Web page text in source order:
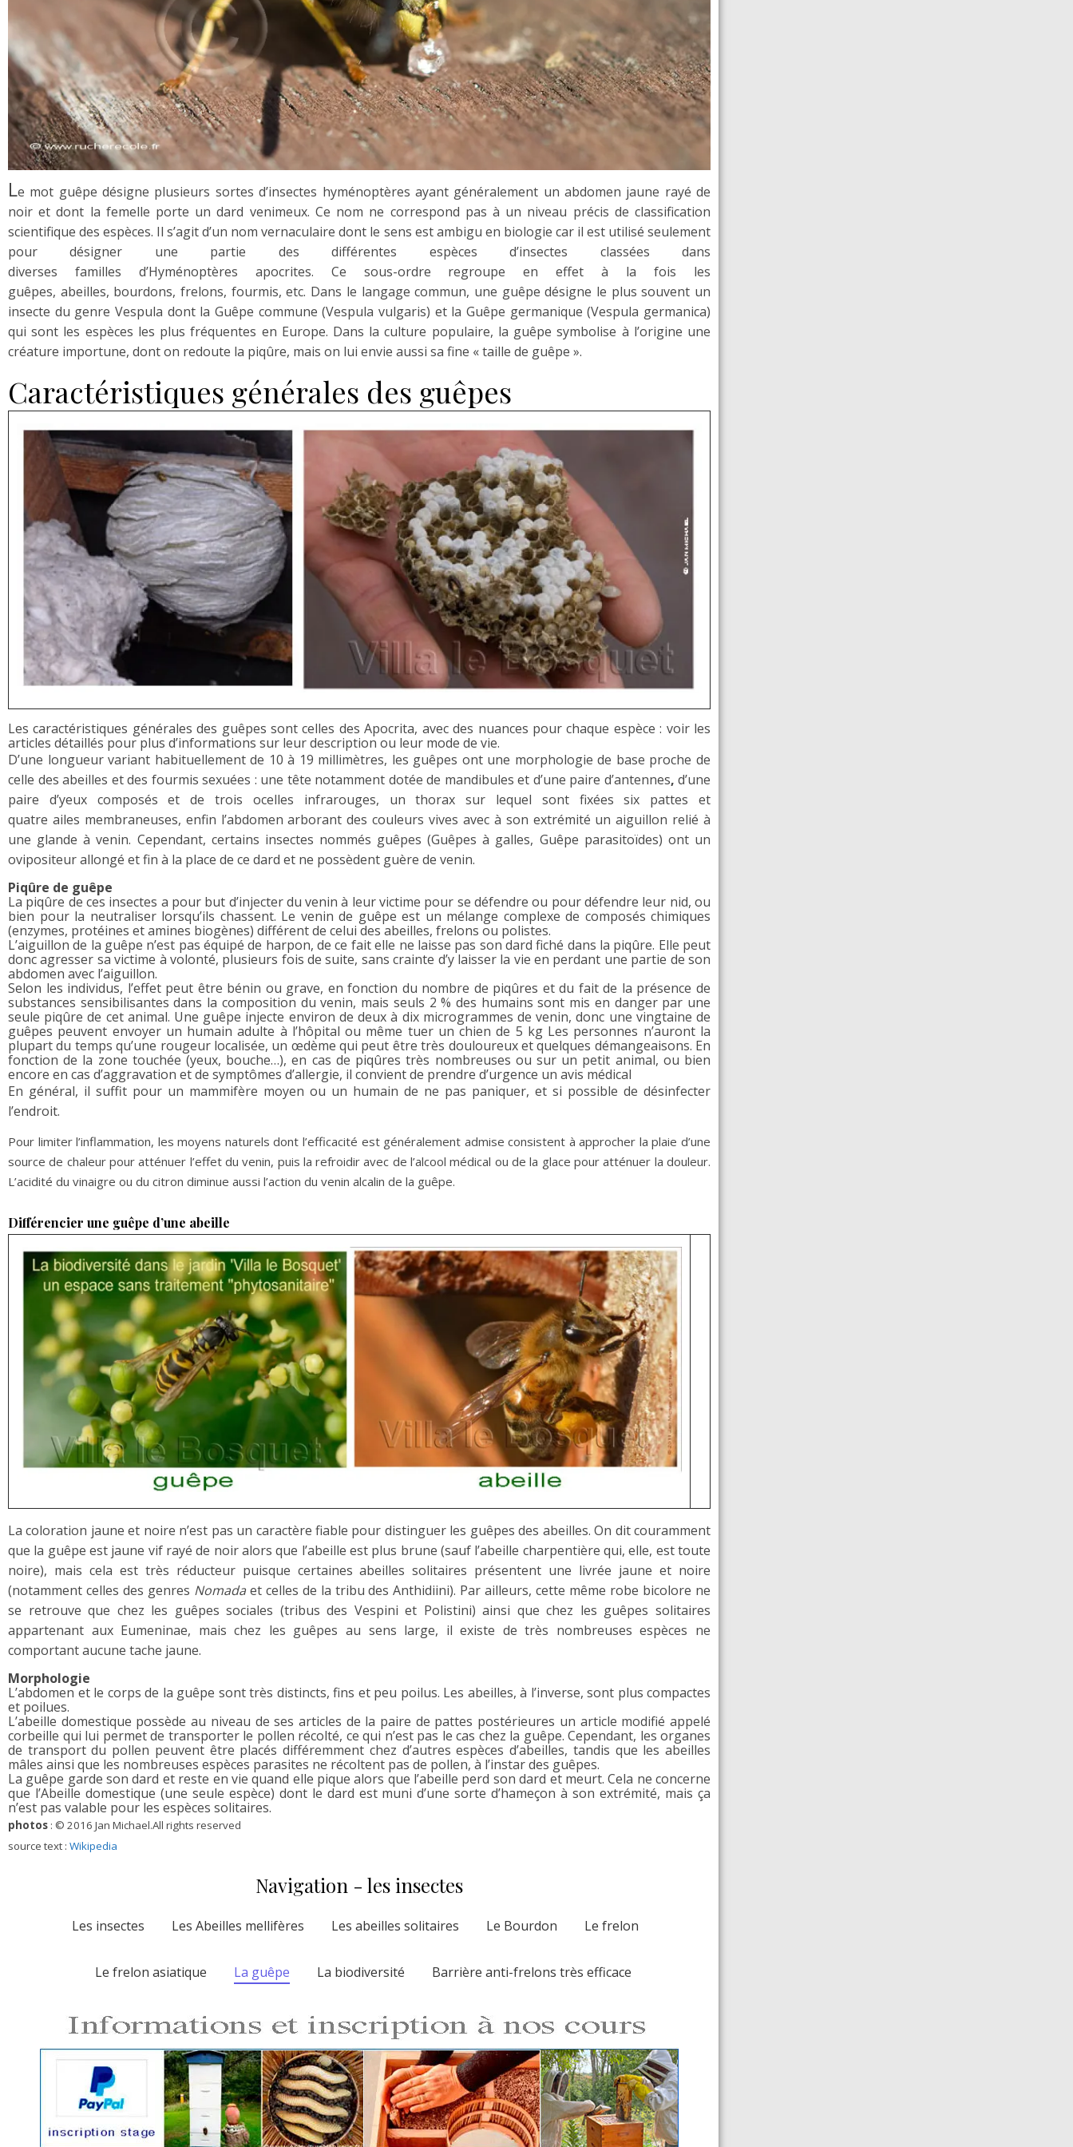
Le mot guêpe désigne plusieurs sortes d’insectes hyménoptères ayant généralement un abdomen jaune rayé de
noir et dont la femelle porte un dard venimeux. Ce nom ne correspond pas à un niveau précis de classification
scientifique des espèces. Il s’agit d’un nom vernaculaire dont le sens est ambigu en biologie car il est utilisé seulement
pour désigner une partie des différentes espèces d’insectes classées dans
diverses familles d’Hyménoptères apocrites. Ce sous-ordre regroupe en effet à la fois les
guêpes, abeilles, bourdons, frelons, fourmis, etc. Dans le langage commun, une guêpe désigne le plus souvent un
insecte du genre Vespula dont la Guêpe commune (Vespula vulgaris) et la Guêpe germanique (Vespula germanica)
qui sont les espèces les plus fréquentes en Europe. Dans la culture populaire, la guêpe symbolise à l’origine une
créature importune, dont on redoute la piqûre, mais on lui envie aussi sa fine « taille de guêpe ».
Caractéristiques générales des guêpes
Les caractéristiques générales des guêpes sont celles des Apocrita, avec des nuances pour chaque espèce : voir les
articles détaillés pour plus d’informations sur leur description ou leur mode de vie.
D’une longueur variant habituellement de 10 à 19 millimètres, les guêpes ont une morphologie de base proche de
celle des abeilles et des fourmis sexuées : une tête notamment dotée de mandibules et d’une paire d’antennes, d’une
paire d’yeux composés et de trois ocelles infrarouges, un thorax sur lequel sont fixées six pattes et
quatre ailes membraneuses, enfin l’abdomen arborant des couleurs vives avec à son extrémité un aiguillon relié à
une glande à venin. Cependant, certains insectes nommés guêpes (Guêpes à galles, Guêpe parasitoïdes) ont un
ovipositeur allongé et fin à la place de ce dard et ne possèdent guère de venin.
Piqûre de guêpe
La piqûre de ces insectes a pour but d’injecter du venin à leur victime pour se défendre ou pour défendre leur nid, ou
bien pour la neutraliser lorsqu’ils chassent. Le venin de guêpe est un mélange complexe de composés chimiques
(enzymes, protéines et amines biogènes) différent de celui des abeilles, frelons ou polistes.
L’aiguillon de la guêpe n’est pas équipé de harpon, de ce fait elle ne laisse pas son dard fiché dans la piqûre. Elle peut
donc agresser sa victime à volonté, plusieurs fois de suite, sans crainte d’y laisser la vie en perdant une partie de son
abdomen avec l’aiguillon.
Selon les individus, l’effet peut être bénin ou grave, en fonction du nombre de piqûres et du fait de la présence de
substances sensibilisantes dans la composition du venin, mais seuls 2 % des humains sont mis en danger par une
seule piqûre de cet animal. Une guêpe injecte environ de deux à dix microgrammes de venin, donc une vingtaine de
guêpes peuvent envoyer un humain adulte à l’hôpital ou même tuer un chien de 5 kgLes personnes n’auront la
plupart du temps qu’une rougeur localisée, un œdème qui peut être très douloureux et quelques démangeaisons. En
fonction de la zone touchée (yeux, bouche…), en cas de piqûres très nombreuses ou sur un petit animal, ou bien
encore en cas d’aggravation et de symptômes d’allergie, il convient de prendre d’urgence un avis médical
En général, il suffit pour un mammifère moyen ou un humain de ne pas paniquer, et si possible de désinfecter
l’endroit.
Pour limiter l’inflammation, les moyens naturels dont l’efficacité est généralement admise consistent à approcher la plaie d’une
source de chaleur pour atténuer l’effet du venin, puis la refroidir avec de l’alcool médical ou de la glace pour atténuer la douleur.
L’acidité du vinaigre ou du citron diminue aussi l’action du venin alcalin de la guêpe.
Différencier une guêpe d’une abeille
La coloration jaune et noire n’est pas un caractère fiable pour distinguer les guêpes des abeilles. On dit couramment
que la guêpe est jaune vif rayé de noir alors que l’abeille est plus brune (sauf l’abeille charpentière qui, elle, est toute
noire), mais cela est très réducteur puisque certaines abeilles solitaires présentent une livrée jaune et noire
(notamment celles des genres Nomadaet celles de la tribu des Anthidiini). Par ailleurs, cette même robe bicolore ne
se retrouve que chez les guêpes sociales (tribus des Vespini et Polistini) ainsi que chez les guêpes solitaires
appartenant aux Eumeninae, mais chez les guêpes au sens large, il existe de très nombreuses espèces ne
comportant aucune tache jaune.
Morphologie
L’abdomen et le corps de la guêpe sont très distincts, fins et peu poilus. Les abeilles, à l’inverse, sont plus compactes
et poilues.
L’abeille domestique possède au niveau de ses articles de la paire de pattes postérieures un article modifié appelé
corbeille qui lui permet de transporter le pollen récolté, ce qui n’est pas le cas chez la guêpe. Cependant, les organes
de transport du pollen peuvent être placés différemment chez d’autres espèces d’abeilles, tandis que les abeilles
mâles ainsi que les nombreuses espèces parasites ne récoltent pas de pollen, à l’instar des guêpes.
La guêpe garde son dard et reste en vie quand elle pique alors que l’abeille perd son dard et meurt. Cela ne concerne
que l’Abeille domestique (une seule espèce) dont le dard est muni d’une sorte d’hameçon à son extrémité, mais ça
n’est pas valable pour les espèces solitaires.
photos : © 2016 Jan Michael.All rights reserved
source text : Wikipedia
Navigation - les insectes
Les insectes Les Abeilles mellifères Les abeilles solitaires Le Bourdon Le frelon
Le frelon asiatique La guêpe La biodiversité Barrière anti-frelons très efficace